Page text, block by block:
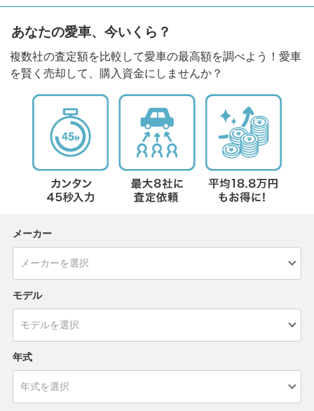
あなたの愛車、今いくら？
複数社の査定額を比較して愛車の最高額を調べよう！愛車
を賢く売却して、購入資金にしませんか？
メーカー
モデル
年式